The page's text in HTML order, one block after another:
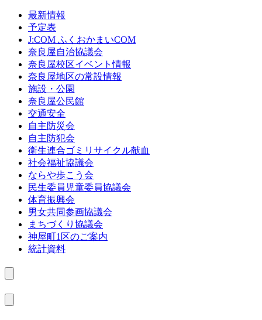
最新情報
予定表
J:COM ふくおかまいCOM
奈良屋自治協議会
奈良屋校区イベント情報
奈良屋地区の常設情報
施設・公園
奈良屋公民館
交通安全
自主防災会
自主防犯会
衛生連合ゴミリサイクル献血
社会福祉協議会
ならや歩こう会
民生委員児童委員協議会
体育振興会
男女共同参画協議会
まちづくり協議会
神屋町1区のご案内
統計資料